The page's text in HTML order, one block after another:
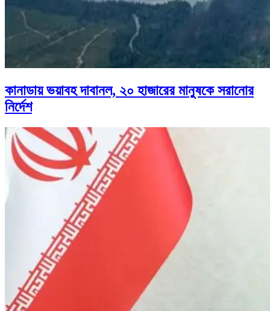
কানাডায় ভয়াবহ দাবানল, ২০ হাজারের মানুষকে সরানোর
নির্দেশ